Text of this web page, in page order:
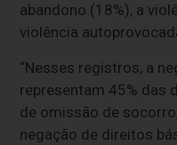
abandono (18%), a
violência
“Nesses registros, a
representam 45% das
de omissão de
negação de direitos